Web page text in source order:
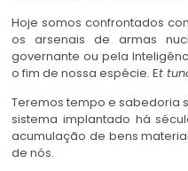
Hoje somos confrontados
os arsenais de armas
governante ou pela
o fim de nossa espécie. Et
Teremos tempo e sabedoria
sistema implantado há
acumulação de bens
de nós.